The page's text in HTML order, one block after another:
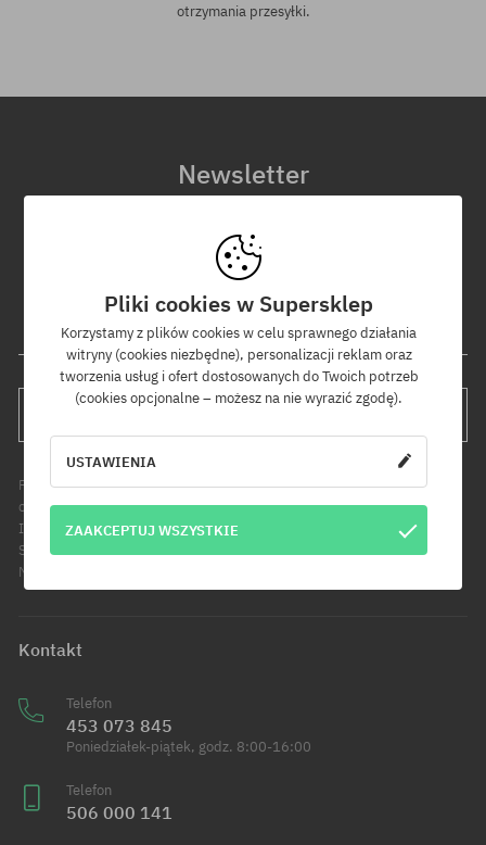
otrzymania przesyłki.
Newsletter
nowościach i promocjach!
Dodatkowo otrzymasz kod rabatowy -5% na całe zamówienie!
Twój adres e-mail
Podanie adresu e-mail jest jednoznaczne z wyrażeniem zgody na
otrzymywanie informacji handlowych pod wskazany adres e-mail.
Informujemy, że administratorem Twoich danych osobowych jest Cool
Sport Distribution sp. z o.o. z siedzibą przy ul. Handlowców 2 w
Modlniczce. Dowiedz się więcej o przetwarzaniu Twoich danych.
Kontakt
Telefon
453 073 845
Poniedziałek-piątek, godz. 8:00-16:00
Telefon
506 000 141
Pliki cookies w Supersklep
Korzystamy z plików cookies w celu sprawnego działania
witryny (cookies niezbędne), personalizacji reklam oraz
tworzenia usług i ofert dostosowanych do Twoich potrzeb
(cookies opcjonalne – możesz na nie wyrazić zgodę).
USTAWIENIA
ZAAKCEPTUJ WSZYSTKIE